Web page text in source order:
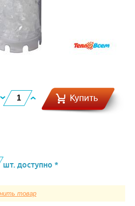
Купить
шт. доступно *